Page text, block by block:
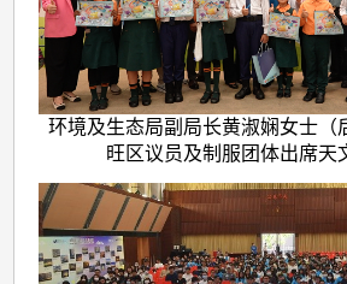
环境及生态局副局长黄淑娴女士（
旺区议员及制服团体出席天